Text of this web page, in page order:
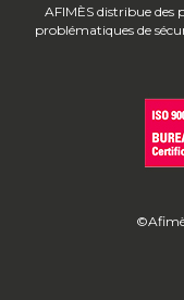
AFIMÈS distribue des
problématiques de